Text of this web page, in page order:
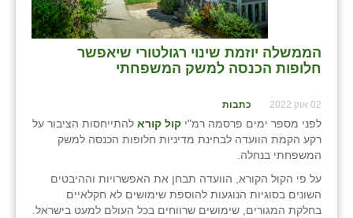
הממשלה יוזמת שינוי רגולטורי שיאפשר
חלופות הכנסה למשק המשפחתי
02 אוק 2022 כתבות
לפני מספר ימים פרסמה רמ"י קול קורא להתייחסות הציבור על
רקע הקמת הוועדה לבחינת מדיניות חלופות הכנסה למשק
המשפחתי בנחלה.
על פי הקול הקורא, הוועדה תבחן את האפשרויות וההיבטים
השונים בסוגיות הנוגעות להוספת שימושים לא חקלאיים
בחלקת המגורים, שימושים שרווחים בכל העולם למעט בישראל.
כפר מע״ש
כפר סבא (אגרא)
כפר שמריהו
מגשימים
מישר